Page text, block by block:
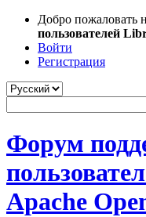
Добро пожаловать
пользователей
Войти
Регистрация
Форум
Apache